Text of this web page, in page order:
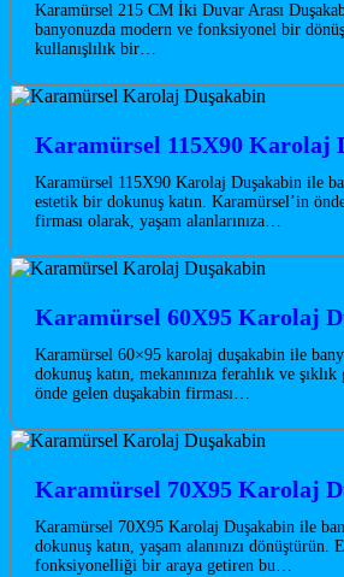
Karamürsel 215 CM İki Duvar Arası
banyonuzda modern ve fonksiyonel bir
kullanışlılık bir…
Karamürsel 115X90 Karolaj
Karamürsel 115X90 Karolaj Duşakabin ile
estetik bir dokunuş katın. Karamürsel’in
firması olarak, yaşam alanlarınıza…
Karamürsel 60X95 Karolaj
Karamürsel 60×95 karolaj duşakabin ile
dokunuş katın, mekanınıza ferahlık ve
önde gelen duşakabin firması…
Karamürsel 70X95 Karolaj
Karamürsel 70X95 Karolaj Duşakabin ile
dokunuş katın, yaşam alanınızı dönüştürün.
fonksiyonelliği bir araya getiren bu…